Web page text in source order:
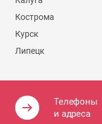
Телефоны
и адреса
Кострома
Курск
Липецк